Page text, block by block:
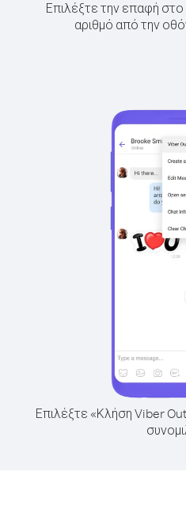
Επιλέξτε την επαφή
αριθμό από την
Επιλέξτε «Κλήση Viber